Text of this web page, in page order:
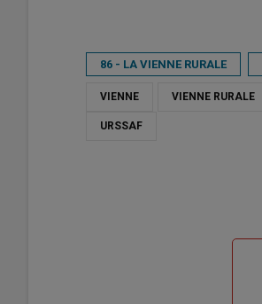
86 - LA VIENNE RURALE
VIENNE VIENNE RURALE
URSSAF